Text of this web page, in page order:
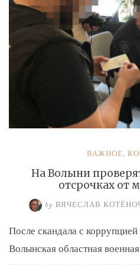
ВАЖНОЕ,
На Волыни
отсрочках от
by ВЯЧЕСЛАВ
После скандала с
Волынская областная